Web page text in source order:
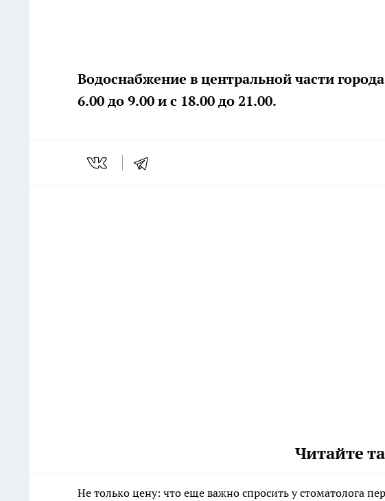
Водоснабжение в центральной части
6.00 до 9.00 и с 18.00 до 21.00.
Читайте
Не только цену: что еще важно спросить у стоматолога